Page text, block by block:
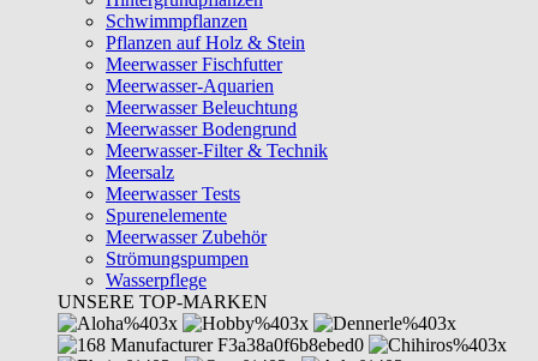
Schwimmpflanzen
Pflanzen auf Holz & Stein
Meerwasser Fischfutter
Meerwasser-Aquarien
Meerwasser Beleuchtung
Meerwasser Bodengrund
Meerwasser-Filter & Technik
Meersalz
Meerwasser Tests
Spurenelemente
Meerwasser Zubehör
Strömungspumpen
Wasserpflege
UNSERE TOP-MARKEN